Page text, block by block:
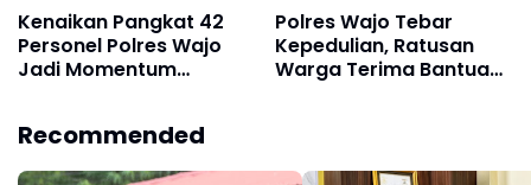
Kenaikan Pangkat 42
Personel Polres Wajo
Jadi Momentum
Polres Wajo Tebar
Kepedulian, Ratusan
Warga Terima Bantuan
Recommended